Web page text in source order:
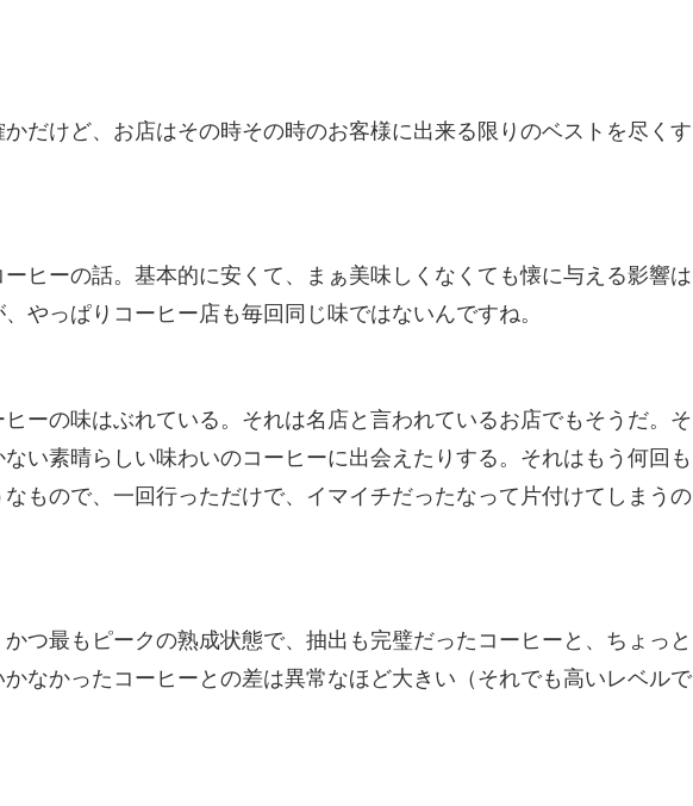
だけど、お店はその時その時のお客様に出来る限りのベストを尽くす
ヒーの話。基本的に安くて、まぁ美味しくなくても懐に与える影響は
やっぱりコーヒー店も毎回同じ味ではないんですね。
ーの味はぶれている。それは名店と言われているお店でもそうだ。そ
い素晴らしい味わいのコーヒーに出会えたりする。それはもう何回も
もので、一回行っただけで、イマイチだったなって片付けてしまうの
つ最もピークの熟成状態で、抽出も完璧だったコーヒーと、ちょっと
なかったコーヒーとの差は異常なほど大きい（それでも高いレベルで